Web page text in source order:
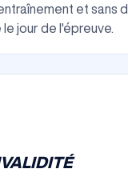
et sans
jour de l'épreuve.